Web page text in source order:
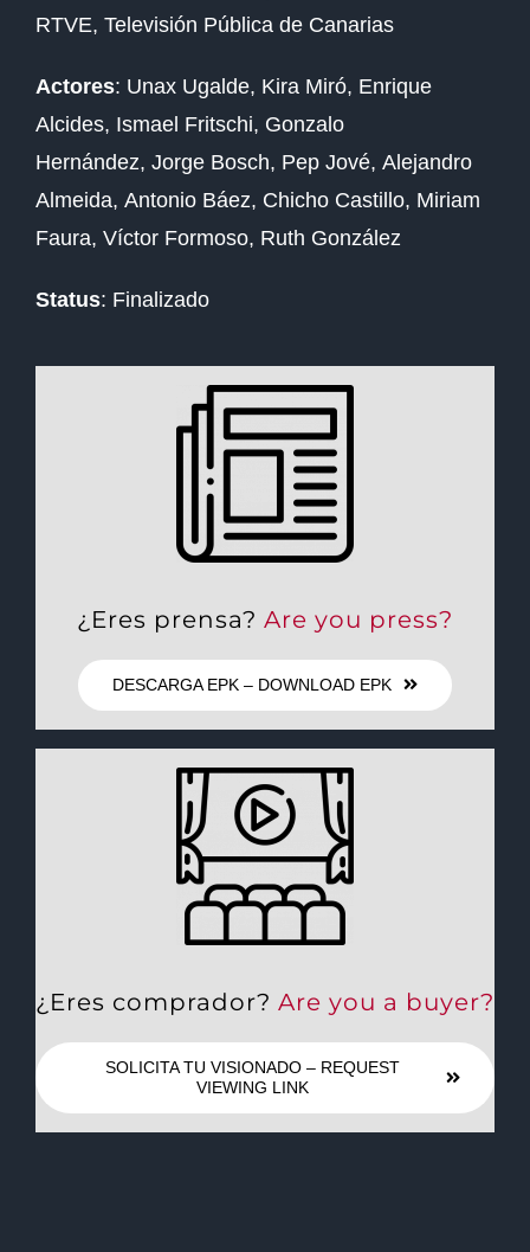
RTVE, Televisión Pública de Canarias
Actores: Unax Ugalde, Kira Miró, Enrique
Alcides, Ismael Fritschi, Gonzalo
Hernández, Jorge Bosch, Pep Jové, Alejandro
Almeida, Antonio Báez, Chicho Castillo, Miriam
Faura, Víctor Formoso, Ruth González
Status: Finalizado
¿Eres prensa? Are you press?
DESCARGA EPK – DOWNLOAD EPK
¿Eres comprador? Are you a buyer?
SOLICITA TU VISIONADO – REQUEST
VIEWING LINK